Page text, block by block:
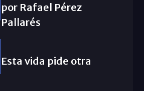
por Rafael Pérez
Pallarés
Esta vida pide otra